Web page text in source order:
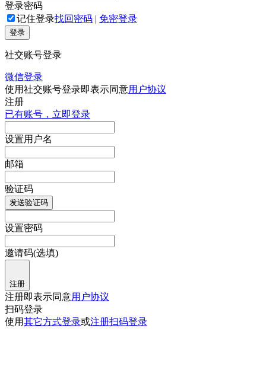
登录密码
记住登录找回密码 | 免密登录
登录
社交账号登录
微信登录
使用社交账号登录即表示同意用户协议
注册
已有账号，立即登录
设置用户名
邮箱
验证码
发送验证码
设置密码
邀请码(选填)
注册
注册即表示同意用户协议
扫码登录
使用其它方式登录或注册扫码登录